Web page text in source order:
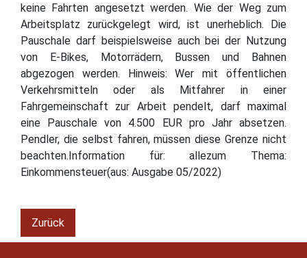
keine Fahrten angesetzt werden. Wie der Weg zum
Arbeitsplatz zurückgelegt wird, ist unerheblich. Die
Pauschale darf beispielsweise auch bei der Nutzung
von E-Bikes, Motorrädern, Bussen und Bahnen
abgezogen werden. Hinweis: Wer mit öffentlichen
Verkehrsmitteln oder als Mitfahrer in einer
Fahrgemeinschaft zur Arbeit pendelt, darf maximal
eine Pauschale von 4.500 EUR pro Jahr absetzen.
Pendler, die selbst fahren, müssen diese Grenze nicht
beachten.Information für: allezum Thema:
Einkommensteuer(aus: Ausgabe 05/2022)
Zurück